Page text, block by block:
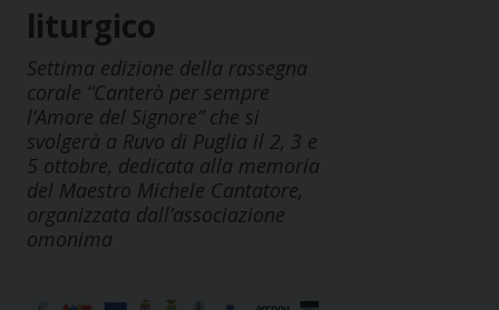
liturgico
Settima edizione della rassegna
corale “Canterò per sempre
l’Amore del Signore” che si
svolgerà a Ruvo di Puglia il 2, 3 e
5 ottobre, dedicata alla memoria
del Maestro Michele Cantatore,
organizzata dall’associazione
omonima